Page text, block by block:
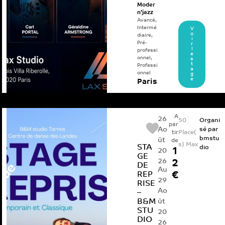
Moder
n’jazz
Avancé,
Intermé
diaire,
Pré-
professi
onnel ,
Professi
onnel
Paris
V
o
i
r
e
s
t
a
g
e
STA
GE
DE
REP
RISE
–
B&M
STU
DIO
26
Ao
ût
20
26
Au
29
Ao
ût
20
26
A
par
tir
de
1
2
€
50
Place(
s) Max
Organi
sé par
bmstu
dio